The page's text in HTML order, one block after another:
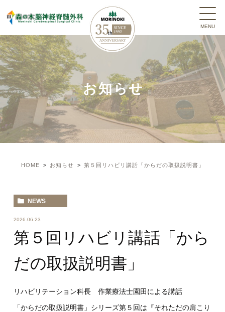
お知らせ
HOME お知らせ 第５回リハビリ講話「からだの取扱説明書」
NEWS
2026.06.23
第５回リハビリ講話「から
だの取扱説明書」
リハビリテーション科長 作業療法士園田による講話
「からだの取扱説明書」シリーズ第５回は『それただの肩こり